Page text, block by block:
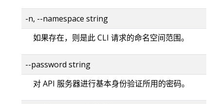
-n, --namespace string
如果存在，则是此 CLI 请求的命名空间范围。
--password string
对 API 服务器进行基本身份验证所用的密码。